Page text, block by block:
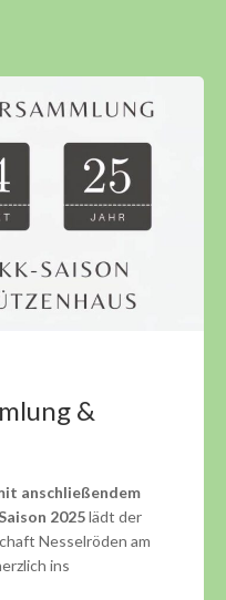
&
anschließendem
2025lädt der
Nesselröden am
ins